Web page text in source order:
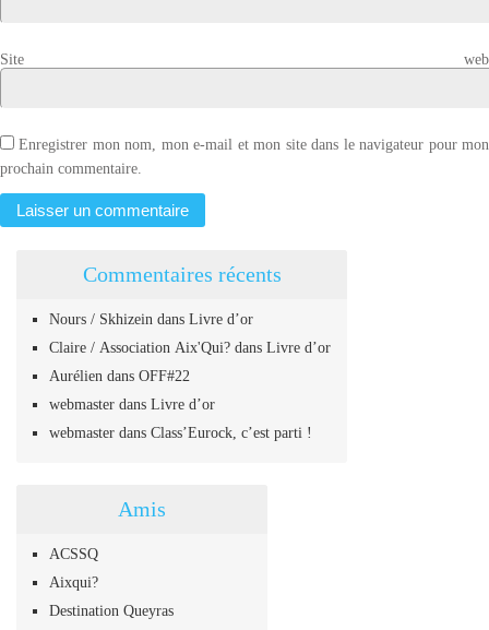
Site web
Enregistrer mon nom, mon e-mail et mon site dans le navigateur pour mon
prochain commentaire.
Commentaires récents
Nours / Skhizein dans Livre d’or
Claire / Association Aix'Qui? dans Livre d’or
Aurélien dans OFF#22
webmaster dans Livre d’or
webmaster dans Class’Eurock, c’est parti !
Amis
ACSSQ
Aixqui?
Destination Queyras